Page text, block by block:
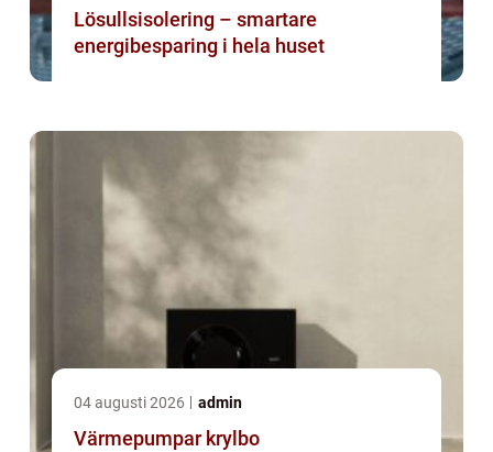
Lösullsisolering – smartare
energibesparing i hela huset
04 augusti 2026 admin
Värmepumpar krylbo